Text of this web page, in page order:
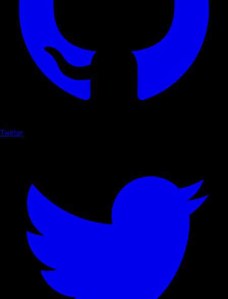
Twitter